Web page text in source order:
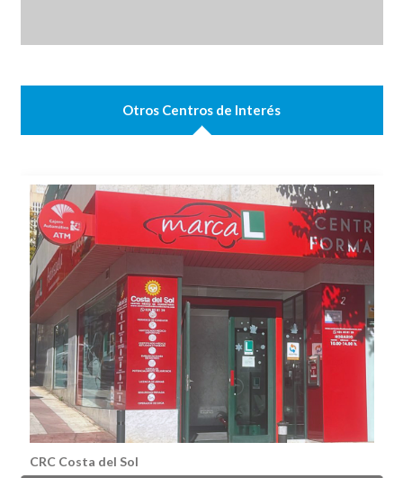
Otros Centros de Interés
CRC Costa del Sol